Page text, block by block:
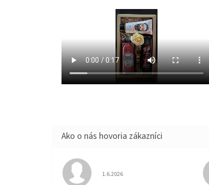
Hodnotenie obchodu je 5 z 5
1.6.2026